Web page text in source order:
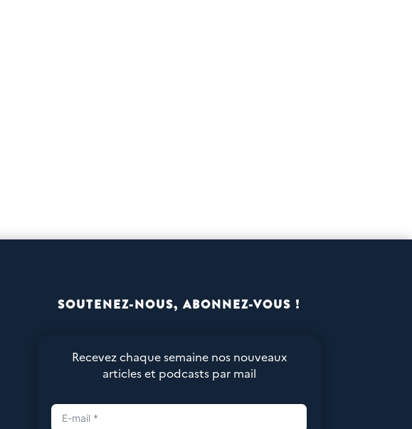
SOUTENEZ-NOUS, ABONNEZ-VOUS !
Recevez chaque semaine nos nouveaux
articles et podcasts par mail